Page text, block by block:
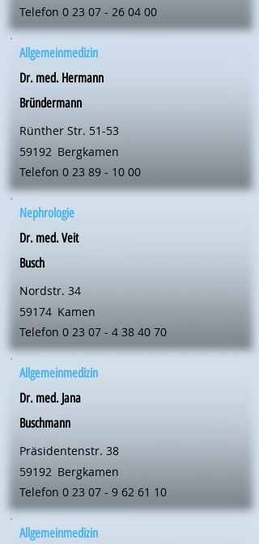
Telefon 0 23 07 - 26 04 00
Allgemeinmedizin
Dr. med. Hermann
Bründermann
Rünther Str. 51-53
59192 Bergkamen
Telefon 0 23 89 - 10 00
Nephrologie
Dr. med. Veit
Busch
Nordstr. 34
59174 Kamen
Telefon 0 23 07 - 4 38 40 70
Allgemeinmedizin
Dr. med. Jana
Buschmann
Präsidentenstr. 38
59192 Bergkamen
Telefon 0 23 07 - 9 62 61 10
Allgemeinmedizin